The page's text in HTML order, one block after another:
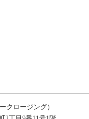
クロージング）